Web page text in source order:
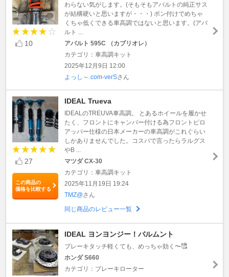
10
わらない気がします。(そもそもアバルトの純正サス
が結構硬いと思いますが・・・) ポン付けでめちゃ
くちゃ低くできる車高調ではないと思います。(アバ
ルト ...
アバルト 595C （カブリオレ）
カテゴリ：車高調キット
2025年12月9日 12:00
よっし～.com-verSさん
27
この商品の
価格を比較する
IDEAL Trueva
IDEALのTREUVA車高調。 とあるホイールを履かせ
たく、フロントにキャンバー付ける為フロントピロ
アッパー仕様の日本メーカーの車高調がこれぐらい
しかありませんでした。コスパで言ったらラルグス
やB ...
マツダ CX-30
カテゴリ：車高調キット
2025年11月19日 19:24
TMZ@さん
同じ商品のレビュー一覧
IDEAL ヨンヨンジー！バルムント
ブレーキタッチ軽くても、めっちゃ効く〜🥰ᩚ
ホンダ S660
カテゴリ：ブレーキローター